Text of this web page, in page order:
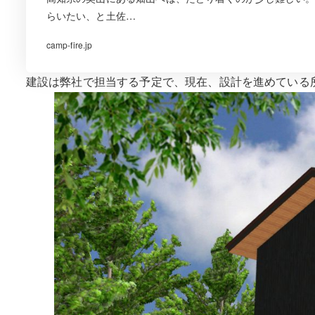
らいたい、と土佐…
camp-fire.jp
建設は弊社で担当する予定で、現在、設計を進めている